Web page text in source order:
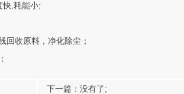
,耗能小;
收原料，净化除尘；
下一篇：没有了;